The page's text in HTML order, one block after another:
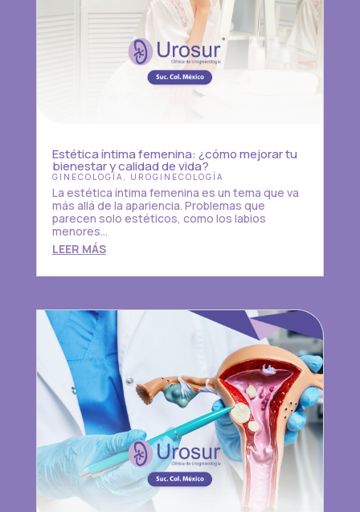
Estética íntima femenina: ¿cómo mejorar tu
bienestar y calidad de vida?
GINECOLOGÍA , UROGINECOLOGÍA
La estética íntima femenina es un tema que va
más allá de la apariencia. Problemas que
parecen solo estéticos, como los labios
menores...
LEER MÁS